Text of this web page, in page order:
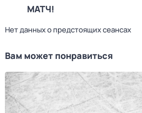
МАТЧ!
Нет данных о предстоящих сеансах
Вам может понравиться